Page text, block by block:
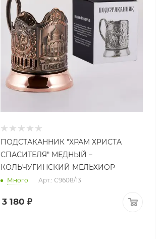
ПОДСТАКАННИК "ХРАМ ХРИСТА
СПАСИТЕЛЯ" МЕДНЫЙ –
КОЛЬЧУГИНСКИЙ МЕЛЬХИОР
Много Арт.: С9608/13
3 180 ₽